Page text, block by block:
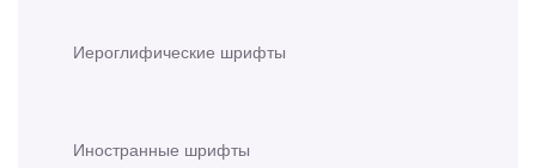
Иероглифические шрифты
Иностранные шрифты